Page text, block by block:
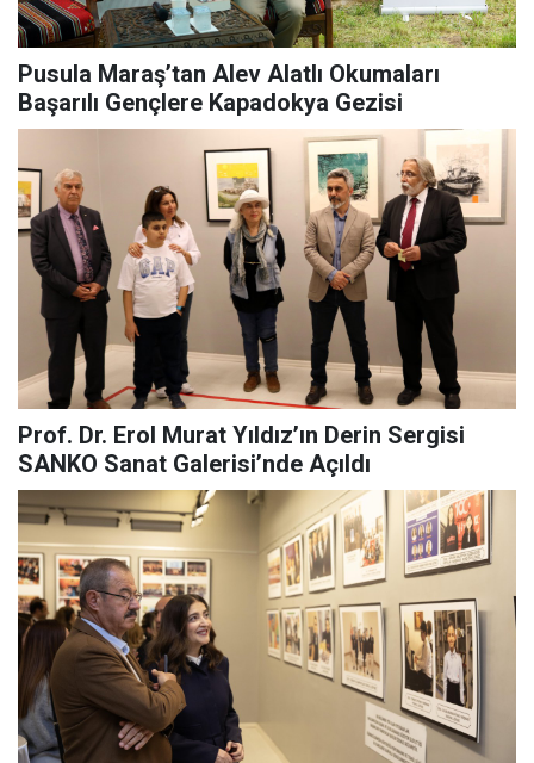
Pusula Maraş’tan Alev Alatlı Okumaları
Başarılı Gençlere Kapadokya Gezisi
Prof. Dr. Erol Murat Yıldız’ın Derin Sergisi
SANKO Sanat Galerisi’nde Açıldı